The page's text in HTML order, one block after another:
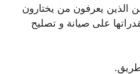
الذين يعرفون من يختارون
على صيانة و تصليح